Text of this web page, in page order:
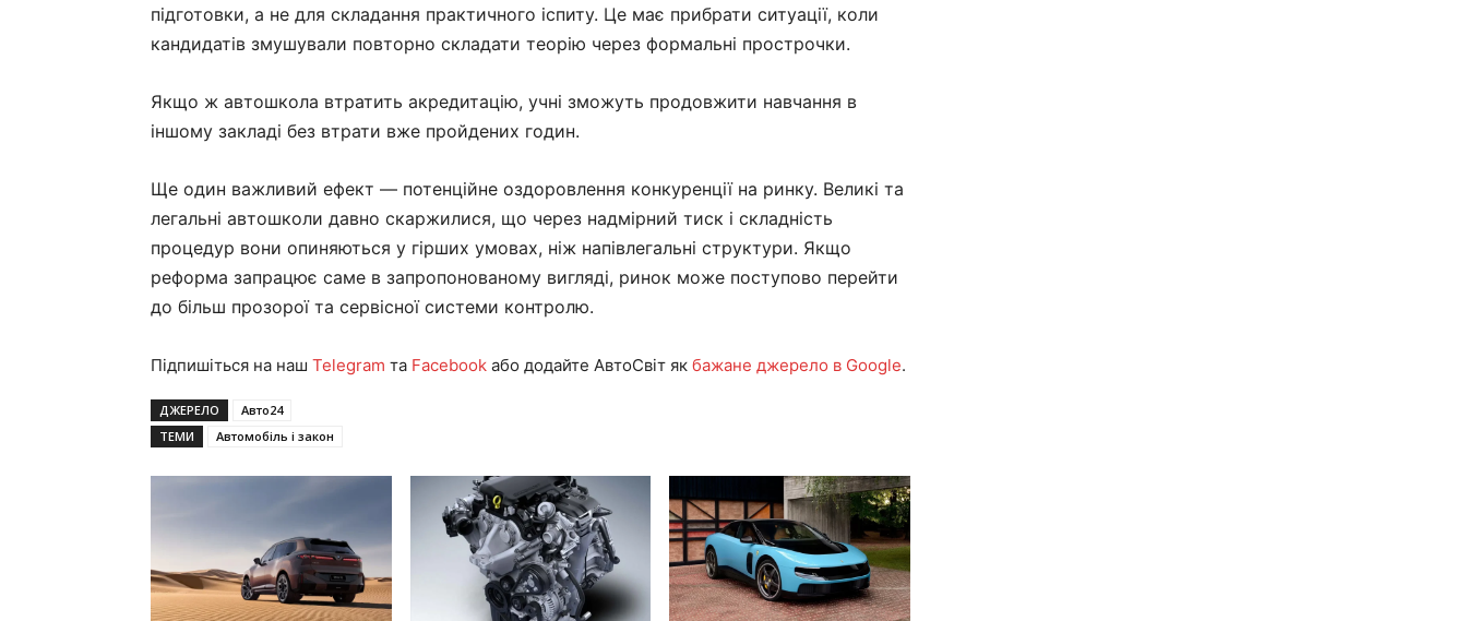
підготовки, а не для складання практичного іспиту. Це має прибрати ситуації, коли
кандидатів змушували повторно складати теорію через формальні прострочки.
Якщо ж автошкола втратить акредитацію, учні зможуть продовжити навчання в
іншому закладі без втрати вже пройдених годин.
Ще один важливий ефект — потенційне оздоровлення конкуренції на ринку. Великі та
легальні автошколи давно скаржилися, що через надмірний тиск і складність
процедур вони опиняються у гірших умовах, ніж напівлегальні структури. Якщо
реформа запрацює саме в запропонованому вигляді, ринок може поступово перейти
до більш прозорої та сервісної системи контролю.
Підпишіться на наш Telegram та Facebook або додайте АвтоСвіт як бажане джерело в Google.
ДЖЕРЕЛО
Авто24
ТЕМИ
Автомобіль і закон